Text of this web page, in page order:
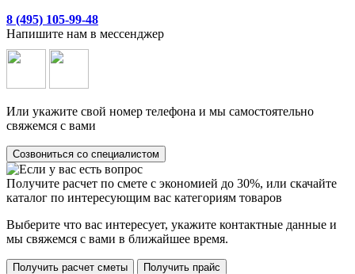
8 (495) 105-99-48
Напишите нам в мессенджер
Или укажите свой номер телефона и мы самостоятельно
свяжемся с вами
Созвониться со специалистом
Получите расчет по смете с экономией до 30%, или скачайте
каталог по интересующим вас категориям товаров
Выберите что вас интересует, укажите контактные данные и
мы свяжемся с вами в ближайшее время.
Получить расчет сметы Получить прайс